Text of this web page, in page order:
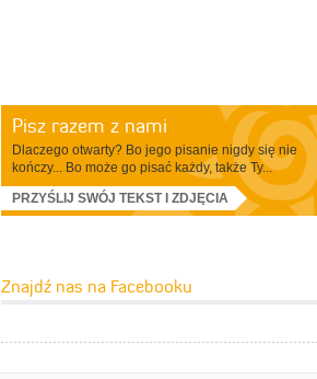
Pisz razem z nami
Dlaczego otwarty? Bo jego pisanie nigdy się nie
kończy... Bo może go pisać każdy, także Ty...
PRZYŚLIJ SWÓJ TEKST I ZDJĘCIA
Znajdź nas na Facebooku